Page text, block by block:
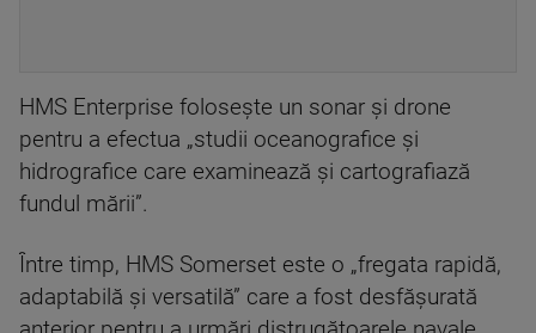
HMS Enterprise folosește un sonar și drone
pentru a efectua „studii oceanografice și
hidrografice care examinează și cartografiază
fundul mării”.
Între timp, HMS Somerset este o „fregata rapidă,
adaptabilă și versatilă” care a fost desfășurată